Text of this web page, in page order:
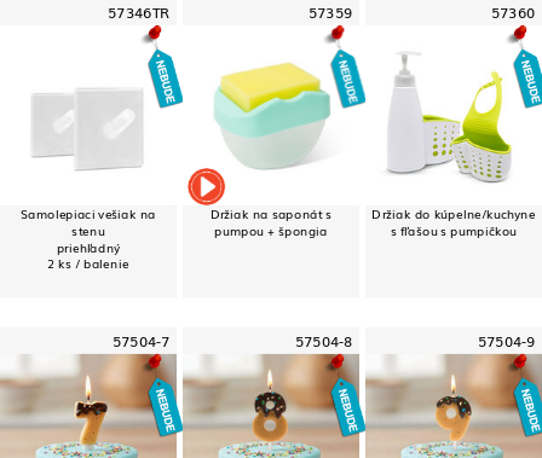
57346TR
Samolepiaci vešiak na
stenu
priehľadný
2 ks / balenie
57359
Držiak na saponát s
pumpou + špongia
57360
Držiak do kúpelne/kuchyne
s fľašou s pumpičkou
57504-7 57504-8 57504-9